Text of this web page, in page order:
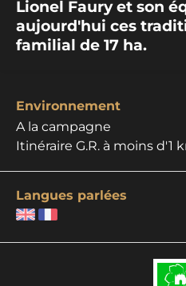
Lionel Faury et son
aujourd'hui ces
familial de 17 ha.
Environnement
A la campagne
Itinéraire G.R. à moins d'1
Langues parlées